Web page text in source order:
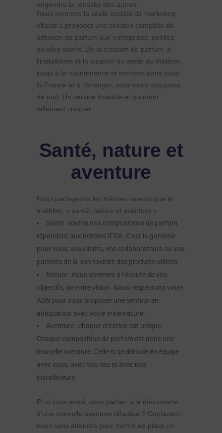
engendre la réussite des autres.
Nous sommes la seule société de marketing
olfactif à proposer une solution complète de
diffusion de parfum aux entreprises, quelles
qu’elles soient. De la création de parfum, à
l’installation et la location ou vente du matériel,
jusqu’à la maintenance et services dans toute
la France et à l’étranger, nous nous occupons
de tout. Un service invisible et pourtant
tellement concret.
Santé, nature et
aventure
Nous partageons les mêmes valeurs que le
triathlon, « santé, nature et aventure »
Santé : toutes nos compositions de parfum
répondent aux normes IFRA. C’est la garantie
pour vous, vos clients, vos collaborateurs ou vos
patients de la non toxicité des produits utilisés.
Nature : nous sommes à l’écoute de vos
objectifs, de votre vision. Nous respectons votre
ADN pour vous proposer une senteur en
adéquation avec votre vraie nature.
Aventure : chaque création est unique.
Chaque composition de parfum est donc une
nouvelle aventure. Celle-ci se déroule en équipe
avec vous, avec nos nez et avec nos
installateurs.
Et si vous aussi, vous partiez à la découverte
d’une nouvelle aventure olfactive ? Contactez-
nous sans attendre pour mettre en place un